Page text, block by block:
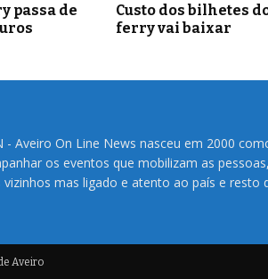
passa de
Custo dos bilhetes
ferry vai baixar
- Aveiro On Line News nasceu em 2000
os eventos que mobilizam as
vizinhos mas ligado e atento ao país e resto
Aveiro